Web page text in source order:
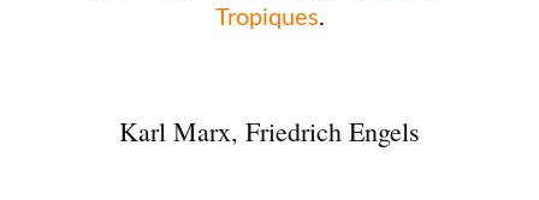
Tropiques.
Karl Marx, Friedrich Engels